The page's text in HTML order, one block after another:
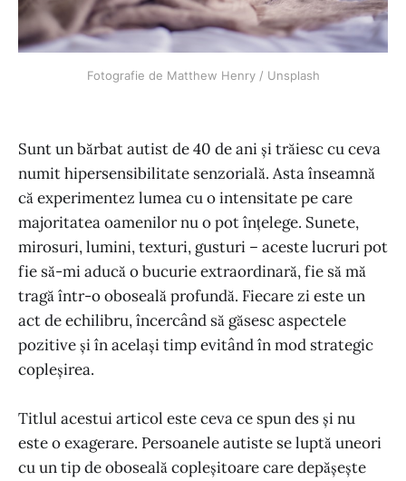
Fotografie de Matthew Henry / Unsplash
Sunt un bărbat autist de 40 de ani și trăiesc cu ceva
numit hipersensibilitate senzorială. Asta înseamnă
că experimentez lumea cu o intensitate pe care
majoritatea oamenilor nu o pot înțelege. Sunete,
mirosuri, lumini, texturi, gusturi – aceste lucruri pot
fie să-mi aducă o bucurie extraordinară, fie să mă
tragă într-o oboseală profundă. Fiecare zi este un
act de echilibru, încercând să găsesc aspectele
pozitive și în același timp evitând în mod strategic
copleșirea.
Titlul acestui articol este ceva ce spun des și nu
este o exagerare. Persoanele autiste se luptă uneori
cu un tip de oboseală copleșitoare care depășește